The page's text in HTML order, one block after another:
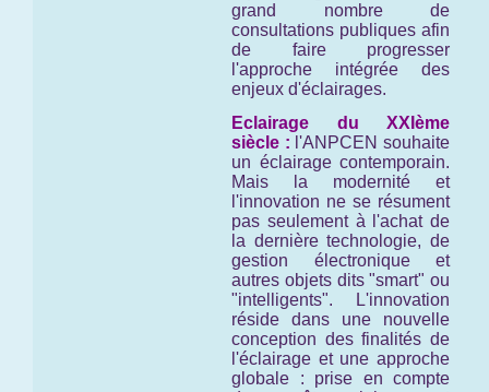
grand nombre de
consultations publiques afin
de faire progresser
l'approche intégrée des
enjeux d'éclairages.
Eclairage du XXIème
siècle : l'ANPCEN souhaite
un éclairage contemporain.
Mais la modernité et
l'innovation ne se résument
pas seulement à l'achat de
la dernière technologie, de
gestion électronique et
autres objets dits "smart" ou
"intelligents". L'innovation
réside dans une nouvelle
conception des finalités de
l'éclairage et une approche
globale : prise en compte